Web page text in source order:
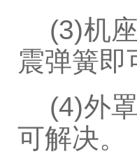
(3)机座
震弹簧即
(4)外罩
可解决。